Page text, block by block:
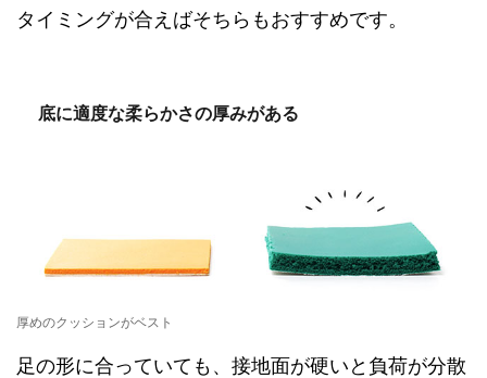
タイミングが合えばそちらもおすすめです。
底に適度な柔らかさの厚みがある
厚めのクッションがベスト
足の形に合っていても、接地面が硬いと負荷が分散